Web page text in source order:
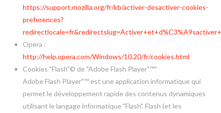
https://support.mozilla.org/fr/kb/activer-desactiver-cookies-
preferences?
Opera :
http://help.opera.com/Windows/10.20/fr/cookies.html
Cookies "Flash"© de "Adobe Flash Player"™"
Adobe Flash Player"™ est une application informatique qui
permet le développement rapide des contenus dynamiques
utilisant le langage informatique "Flash". Flash (et les